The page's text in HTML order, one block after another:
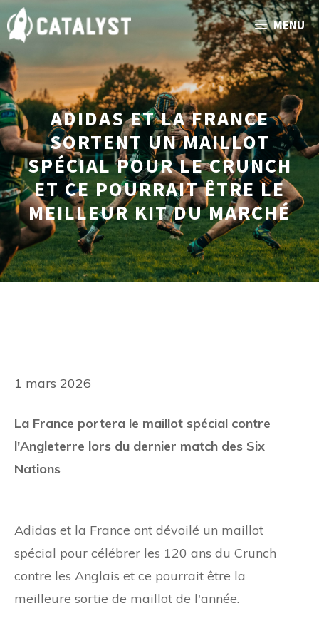
Aller
au
contenu
MENU
ADIDAS ET LA FRANCE
SORTENT UN MAILLOT
SPÉCIAL POUR LE CRUNCH
ET CE POURRAIT ÊTRE LE
MEILLEUR KIT DU MARCHÉ
1 mars 2026
La France portera le maillot spécial contre
l'Angleterre lors du dernier match des Six
Nations
Adidas et la France ont dévoilé un maillot
spécial pour célébrer les 120 ans du Crunch
contre les Anglais et ce pourrait être la
meilleure sortie de maillot de l'année.